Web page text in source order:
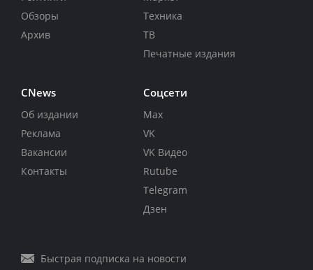
Обзоры
Архив
Техника
ТВ
Печатные издания
CNews
Об издании
Реклама
Вакансии
Контакты
Соцсети
Max
VK
VK Видео
Rutube
Telegram
Дзен
Быстрая подписка на новости